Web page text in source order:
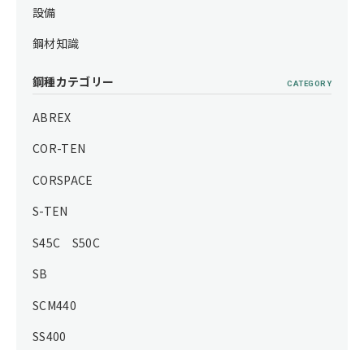
設備
鋼材知識
鋼種カテゴリー CATEGORY
ABREX
COR-TEN
CORSPACE
S-TEN
S45C S50C
SB
SCM440
SS400